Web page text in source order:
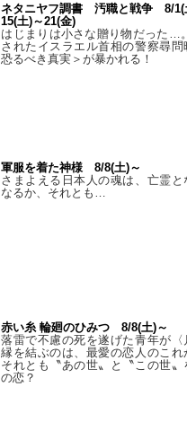
ネタニヤフ調書 汚職と戦争 8/1(
15(土)～21(金)
はじまりは小さな贈り物だった…
されたイスラエル首相の警察尋問
恐るべき真実＞が暴かれる！
軍服を着た神様 8/8(土)～
さまよえる日本人の魂は、亡霊と
なるか、それとも…
赤い糸 輪廻のひみつ 8/8(土)～
落雷で不慮の死を遂げた青年が〈
縁を結ぶのは、最愛の恋人のこれ
それとも〝あの世〟と〝この世〟
の恋？